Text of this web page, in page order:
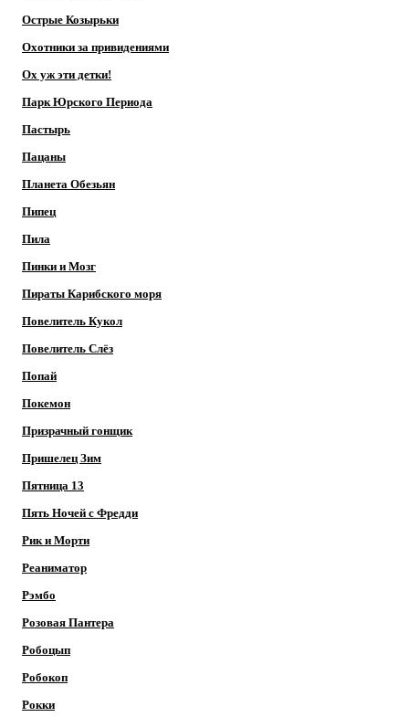
Острые Козырьки
Охотники за привидениями
Ох уж эти детки!
Парк Юрского Периода
Пастырь
Пацаны
Планета Обезьян
Пипец
Пила
Пинки и Мозг
Пираты Карибского моря
Повелитель Кукол
Повелитель Слёз
Попай
Покемон
Призрачный гонщик
Пришелец Зим
Пятница 13
Пять Ночей с Фредди
Рик и Морти
Реаниматор
Рэмбо
Розовая Пантера
Робоцып
Робокоп
Рокки